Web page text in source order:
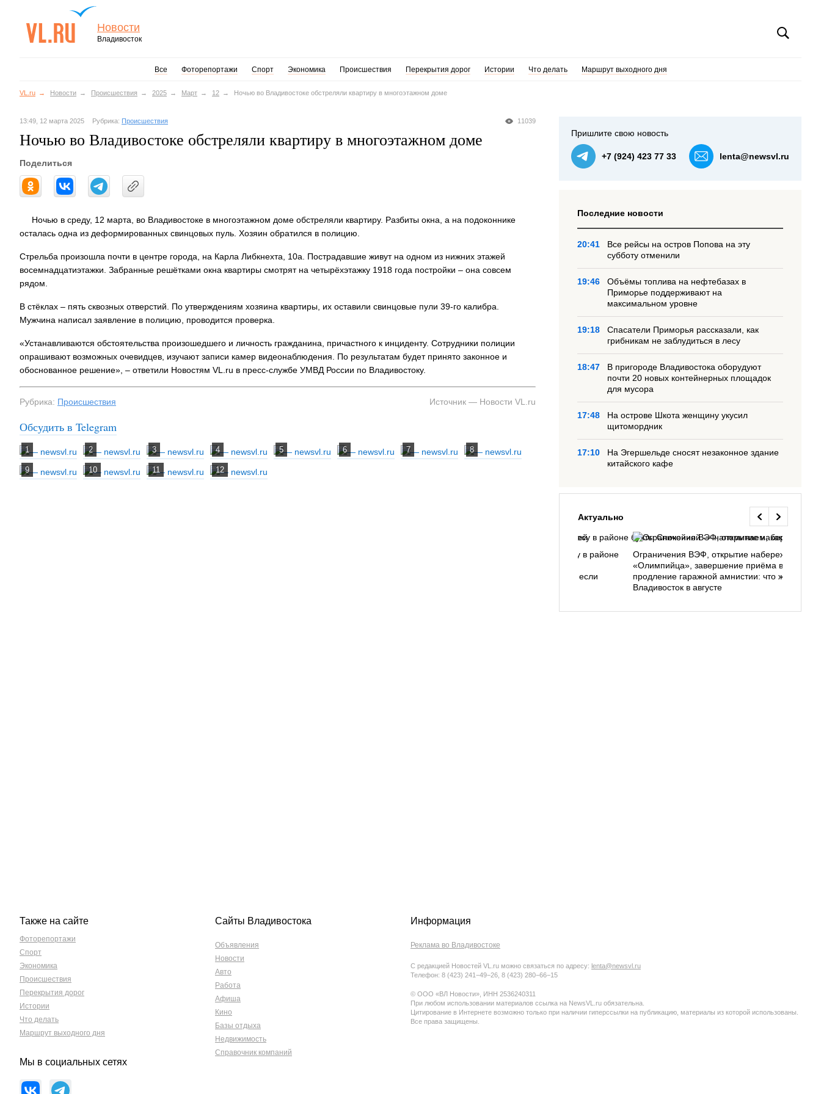
Новости
Владивосток
Все Фоторепортажи Спорт Экономика Происшествия Перекрытия дорог Истории Что делать Маршрут выходного дня
VL.ru Новости Происшествия 2025 Март 12 Ночью во Владивостоке обстреляли квартиру в многоэтажном доме
11039
13:49, 12 марта 2025 Рубрика: Происшествия
Ночью во Владивостоке обстреляли квартиру в многоэтажном доме
Поделиться
Ночью в среду, 12 марта, во Владивостоке в многоэтажном доме обстреляли квартиру. Разбиты окна, а на подоконнике
осталась одна из деформированных свинцовых пуль. Хозяин обратился в полицию.
Стрельба произошла почти в центре города, на Карла Либкнехта, 10а. Пострадавшие живут на одном из нижних этажей
восемнадцатиэтажки. Забранные решётками окна квартиры смотрят на четырёхэтажку 1918 года постройки – она совсем
рядом.
В стёклах – пять сквозных отверстий. По утверждениям хозяина квартиры, их оставили свинцовые пули 39-го калибра.
Мужчина написал заявление в полицию, проводится проверка.
«Устанавливаются обстоятельства произошедшего и личность гражданина, причастного к инциденту. Сотрудники полиции
опрашивают возможных очевидцев, изучают записи камер видеонаблюдения. По результатам будет принято законное и
обоснованное решение», – ответили Новостям VL.ru в пресс-службе УМВД России по Владивостоку.
Рубрика: Происшествия Источник — Новости VL.ru
Обсудить в Telegram
Пришлите свою новость
+7 (924) 423 77 33 lenta@newsvl.ru
Последние новости
20:41
Все рейсы на остров Попова на эту
субботу отменили
19:46
Объёмы топлива на нефтебазах в
Приморье поддерживают на
максимальном уровне
19:18
Спасатели Приморья рассказали, как
грибникам не заблудиться в лесу
18:47
В пригороде Владивостока оборудуют
почти 20 новых контейнерных площадок
для мусора
17:48
На острове Шкота женщину укусил
щитомордник
17:10
На Эгершельде сносят незаконное здание
китайского кафе
Актуально
Семья с ребёнком заблудилась в лесу в районе
подготовиться к походу, и что делать, если
Ограничения ВЭФ, открытие набережной у
«Олимпийца», завершение приёма в вузы,
продление гаражной амнистии: что ждёт
Владивосток в августе
Также на сайте
Фоторепортажи
Спорт
Экономика
Происшествия
Перекрытия дорог
Истории
Что делать
Маршрут выходного дня
Мы в социальных сетях
Сайты Владивостока
Объявления
Новости
Авто
Работа
Афиша
Кино
Базы отдыха
Недвижимость
Справочник компаний
Информация
Реклама во Владивостоке
С редакцией Новостей VL.ru можно связаться по адресу: lenta@newsvl.ru
Телефон: 8 (423) 241−49−26, 8 (423) 280−66−15
© ООО «ВЛ Новости», ИНН 2536240311
При любом использовании материалов ссылка на NewsVL.ru обязательна.
Цитирование в Интернете возможно только при наличии гиперссылки на публикацию, материалы из которой использованы.
Все права защищены.